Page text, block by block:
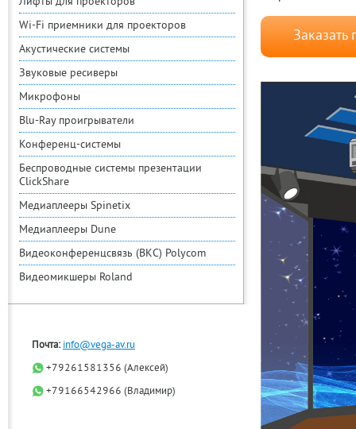
Wi-Fi приемники для проекторов
Акустические системы
Звуковые ресиверы
Микрофоны
Blu-Ray проигрыватели
Конференц-системы
Беспроводные системы презентации
ClickShare
Медиаплееры Spinetix
Медиаплееры Dune
Видеоконференцсвязь (ВКС) Polycom
Видеомикшеры Roland
Почта: info@vega-av.ru
+79261581356 (Алексей)
+79166542966 (Владимир)
Заказать